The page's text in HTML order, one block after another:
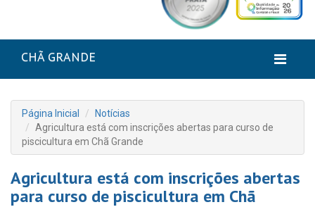
CHÃ GRANDE
Página Inicial
Notícias
Agricultura está com inscrições abertas para curso de
piscicultura em Chã Grande
Agricultura está com inscrições abertas
para curso de piscicultura em Chã